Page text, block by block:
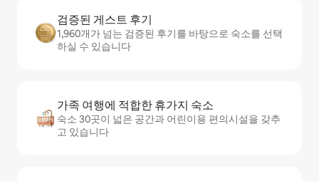
검증된 게스트 후기
1,960개가 넘는 검증된 후기를 바탕으로 숙소를 선택
하실 수 있습니다
가족 여행에 적합한 휴가지 숙소
숙소 30곳이 넓은 공간과 어린이용 편의시설을 갖추
고 있습니다